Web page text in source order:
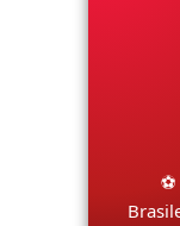
⚽